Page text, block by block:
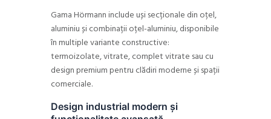
Gama Hörmann include uși secționale din oțel,
aluminiu și combinații oțel-aluminiu, disponibile
în multiple variante constructive:
termoizolate, vitrate, complet vitrate sau cu
design premium pentru clădiri moderne și spații
comerciale.
Design industrial modern și